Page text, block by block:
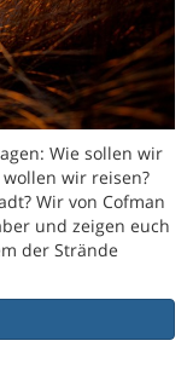
Wie sollen wir
wir reisen?
Wir von Cofman
und zeigen euch
der Strände